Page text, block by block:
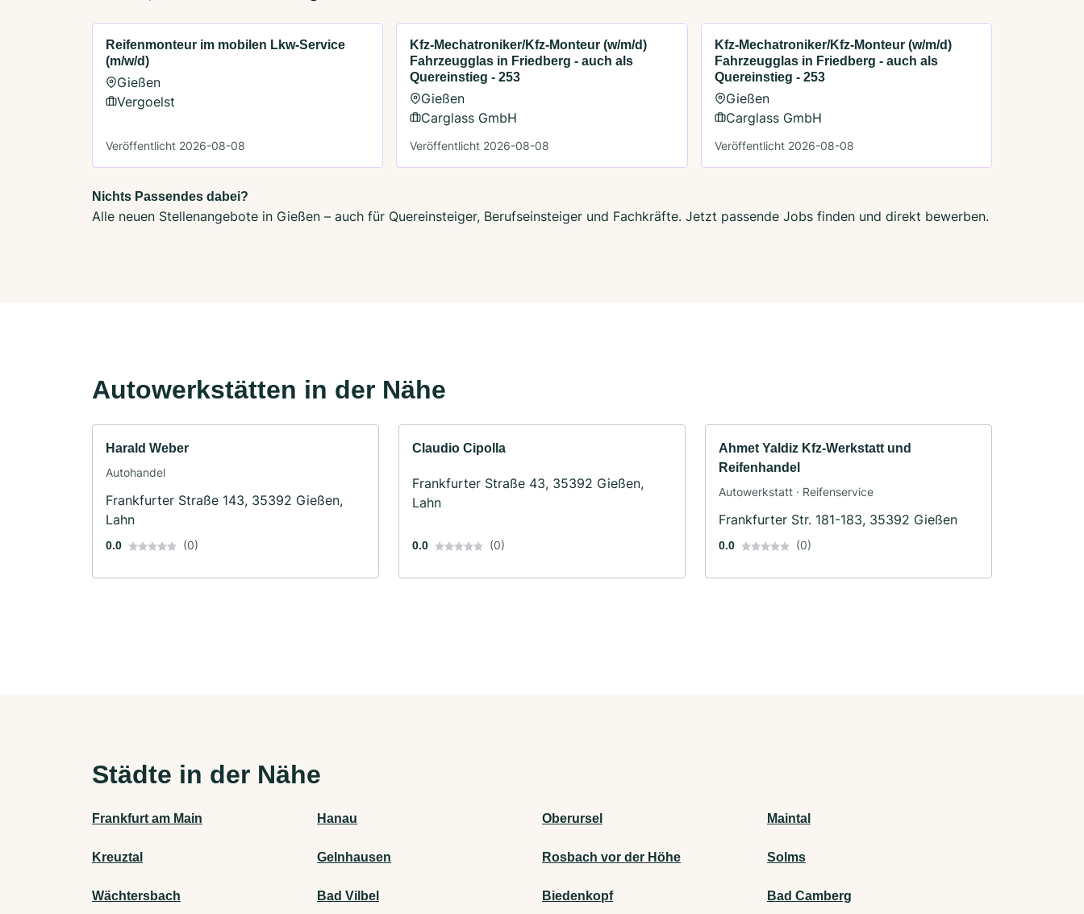
Reifenmonteur im mobilen Lkw-Service
(m/w/d)
Gießen
Vergoelst
Veröffentlicht 2026-08-08
Kfz-Mechatroniker/Kfz-Monteur (w/m/d)
Fahrzeugglas in Friedberg - auch als
Quereinstieg - 253
Gießen
Carglass GmbH
Veröffentlicht 2026-08-08
Kfz-Mechatroniker/Kfz-Monteur (w/m/d)
Fahrzeugglas in Friedberg - auch als
Quereinstieg - 253
Gießen
Carglass GmbH
Veröffentlicht 2026-08-08
Nichts Passendes dabei?
Alle neuen Stellenangebote in Gießen – auch für Quereinsteiger, Berufseinsteiger und Fachkräfte. Jetzt passende Jobs finden und direkt bewerben.
Autowerkstätten in der Nähe
Harald Weber
Autohandel
Frankfurter Straße 143, 35392 Gießen,
Lahn
0.0 (0)
Claudio Cipolla
Frankfurter Straße 43, 35392 Gießen,
Lahn
0.0 (0)
Ahmet Yaldiz Kfz-Werkstatt und
Reifenhandel
Autowerkstatt · Reifenservice
Frankfurter Str. 181-183, 35392 Gießen
0.0 (0)
Städte in der Nähe
Frankfurt am Main Hanau Oberursel Maintal
Kreuztal Gelnhausen Rosbach vor der Höhe Solms
Wächtersbach Bad Vilbel Biedenkopf Bad Camberg